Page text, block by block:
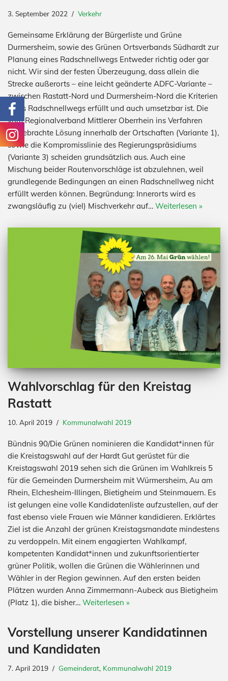
3. September 2022 Verkehr
Gemeinsame Erklärung der Bürgerliste und Grüne
Durmersheim, sowie des Grünen Ortsverbands Südhardt zur
Planung eines Radschnellwegs Entweder richtig oder gar
nicht. Wir sind der festen Überzeugung, dass allein die
Strecke außerorts – eine leicht geänderte ADFC-Variante –
zwischen Rastatt-Nord und Durmersheim-Nord die Kriterien
eines Radschnellwegs erfüllt und auch umsetzbar ist. Die
vom Regionalverband Mittlerer Oberrhein ins Verfahren
eingebrachte Lösung innerhalb der Ortschaften (Variante 1),
sowie die Kompromisslinie des Regierungspräsidiums
(Variante 3) scheiden grundsätzlich aus. Auch eine
Mischung beider Routenvorschläge ist abzulehnen, weil
grundlegende Bedingungen an einen Radschnellweg nicht
erfüllt werden können. Begründung: Innerorts wird es
zwangsläufig zu (viel) Mischverkehr auf… Weiterlesen »
Wahlvorschlag für den Kreistag
Rastatt
10. April 2019 Kommunalwahl 2019
Bündnis 90/Die Grünen nominieren die Kandidat*innen für
die Kreistagswahl auf der Hardt Gut gerüstet für die
Kreistagswahl 2019 sehen sich die Grünen im Wahlkreis 5
für die Gemeinden Durmersheim mit Würmersheim, Au am
Rhein, Elchesheim-Illingen, Bietigheim und Steinmauern. Es
ist gelungen eine volle Kandidatenliste aufzustellen, auf der
fast ebenso viele Frauen wie Männer kandidieren. Erklärtes
Ziel ist die Anzahl der grünen Kreistagsmandate mindestens
zu verdoppeln. Mit einem engagierten Wahlkampf,
kompetenten Kandidat*innen und zukunftsorientierter
grüner Politik, wollen die Grünen die Wählerinnen und
Wähler in der Region gewinnen. Auf den ersten beiden
Plätzen wurden Anna Zimmermann-Aubeck aus Bietigheim
(Platz 1), die bisher… Weiterlesen »
Vorstellung unserer Kandidatinnen
und Kandidaten
7. April 2019 Gemeinderat, Kommunalwahl 2019